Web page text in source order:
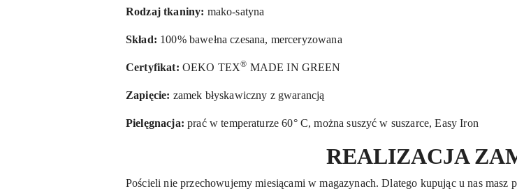
Rodzaj tkaniny: mako-satyna
Skład: 100% bawełna czesana, merceryzowana
Certyfikat: OEKO TEX® MADE IN GREEN
Zapięcie: zamek błyskawiczny z gwarancją
Pielęgnacja: prać w temperaturze 60° C, można suszyć w suszarce, Easy Iron
REALIZACJA
Pościeli nie przechowujemy miesiącami w magazynach. Dlatego kupując u nas